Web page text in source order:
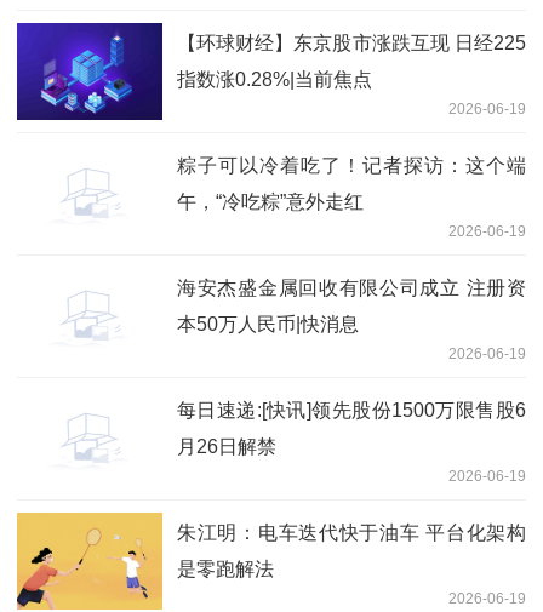
【环球财经】东京股市涨跌互现 日经225
指数涨0.28%|当前焦点
2026-06-19
粽子可以冷着吃了！记者探访：这个端
午，“冷吃粽”意外走红
2026-06-19
海安杰盛金属回收有限公司成立 注册资
本50万人民币|快消息
2026-06-19
每日速递:[快讯]领先股份1500万限售股6
月26日解禁
2026-06-19
朱江明：电车迭代快于油车 平台化架构
是零跑解法
2026-06-19